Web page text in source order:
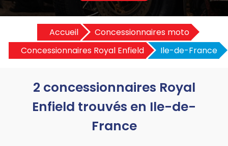
Accueil
Concessionnaires moto
Concessionnaires Royal Enfield
Ile-de-France
2 concessionnaires Royal
Enfield trouvés en Ile-de-
France